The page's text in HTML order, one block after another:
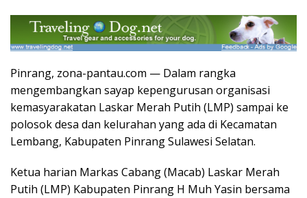
Pinrang, zona-pantau.com — Dalam rangka
mengembangkan sayap kepengurusan organisasi
kemasyarakatan Laskar Merah Putih (LMP) sampai ke
polosok desa dan kelurahan yang ada di Kecamatan
Lembang, Kabupaten Pinrang Sulawesi Selatan.
Ketua harian Markas Cabang (Macab) Laskar Merah
Putih (LMP) Kabupaten Pinrang H Muh Yasin bersama